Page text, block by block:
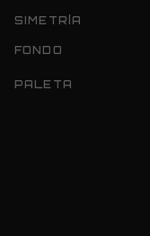
SIMETRÍA
FONDO
PALETA